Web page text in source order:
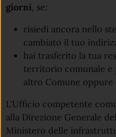
giorni, se:
risiedi ancora nello
cambiato il tuo
hai trasferito la tua
territorio comunale e
altro Comune
L'Ufficio competente
alla Direzione Generale
Ministero delle